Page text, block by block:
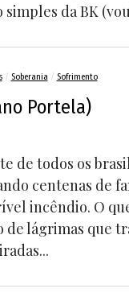
da BK
/ Soberania/ Sofrimento
Portela)
de todos os
centenas de
incêndio. O
lágrimas que